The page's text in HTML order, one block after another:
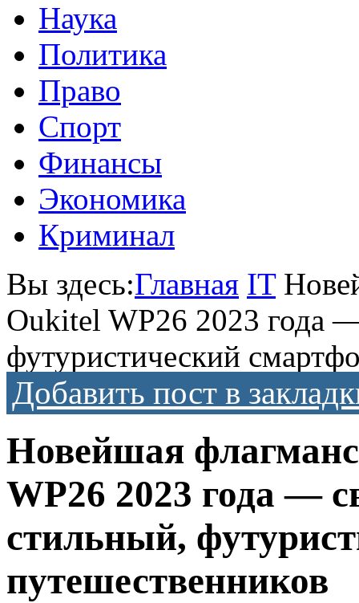
Наука
Политика
Право
Спорт
Финансы
Экономика
Криминал
Вы здесь:Главная IT
Oukitel WP26 2023 года
футуристический
Добавить пост в
Новейшая
WP26 2023 года —
стильный,
путешественников